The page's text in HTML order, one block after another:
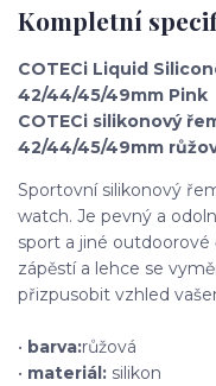
Kompletní
COTECi Liquid
42/44/45/49mm Pink
COTECi silikonový
42/44/45/49mm
Sportovní silikonový
watch. Je pevný a
sport a jiné outdoorové
zápěstí a lehce se
přizpusobit vzhled
• barva:růžová
• materiál: silikon